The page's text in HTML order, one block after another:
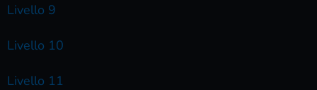
Livello 9
Livello 10
Livello 11